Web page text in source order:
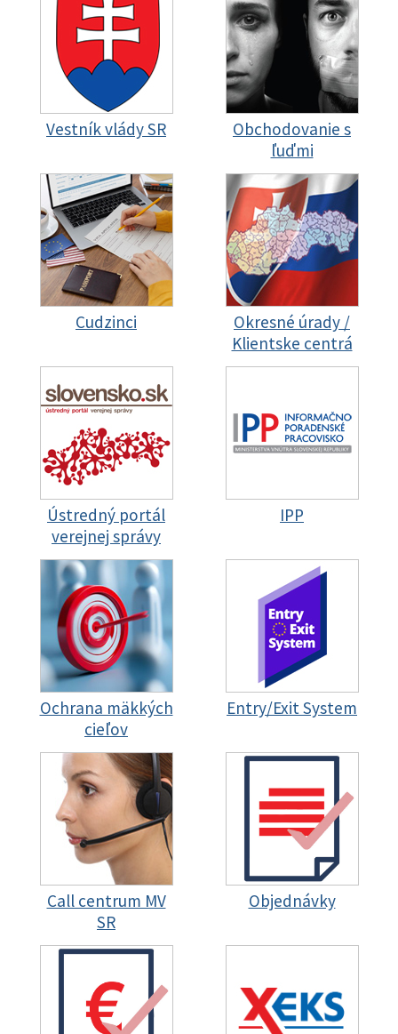
Vestník vlády SR
Obchodovanie s
ľuďmi
Cudzinci
Okresné úrady /
Klientske centrá
Ústredný portál
verejnej správy
IPP
Ochrana mäkkých
cieľov
Entry/Exit System
Call centrum MV
SR
Objednávky